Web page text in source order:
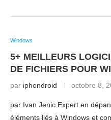
Windows
5+ MEILLEURS
DE FICHIERS POUR
par iphondroid octobre 8,
par Ivan Jenic Expert en
éléments liés à Windows et